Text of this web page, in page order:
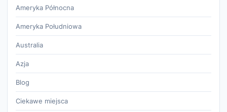
Ameryka Północna
Ameryka Południowa
Australia
Azja
Blog
Ciekawe miejsca